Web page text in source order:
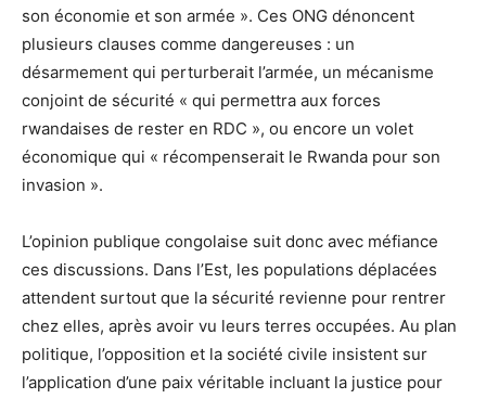
son économie et son armée ». Ces ONG dénoncent
plusieurs clauses comme dangereuses : un
désarmement qui perturberait l’armée, un mécanisme
conjoint de sécurité « qui permettra aux forces
rwandaises de rester en RDC », ou encore un volet
économique qui « récompenserait le Rwanda pour son
invasion ».
L’opinion publique congolaise suit donc avec méfiance
ces discussions. Dans l’Est, les populations déplacées
attendent surtout que la sécurité revienne pour rentrer
chez elles, après avoir vu leurs terres occupées. Au plan
politique, l’opposition et la société civile insistent sur
l’application d’une paix véritable incluant la justice pour